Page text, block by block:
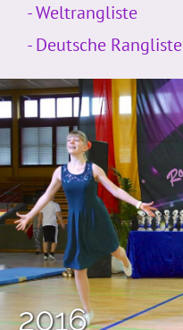
- Weltrangliste
- Deutsche Rangliste
2016